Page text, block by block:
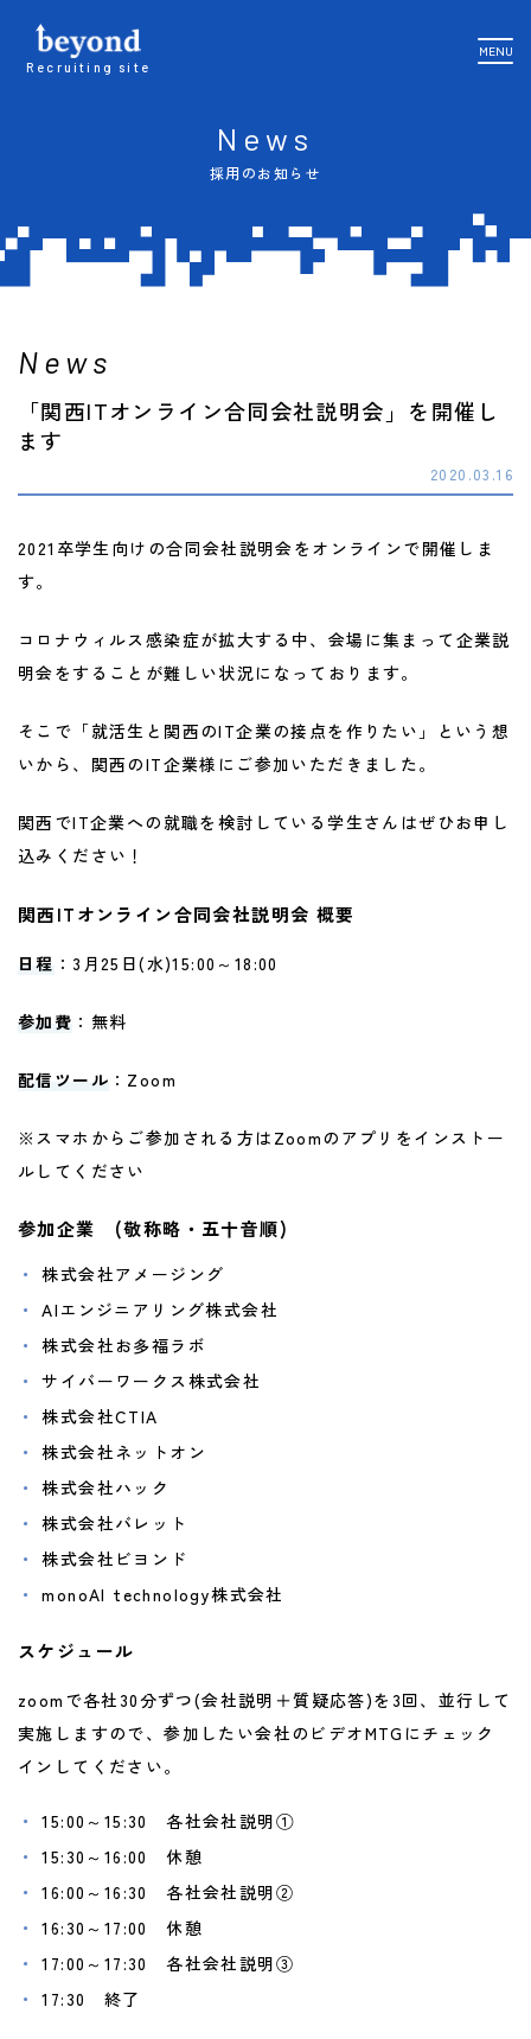
Recruiting site
MENU
採用のお知らせ
News
News
「関西ITオンライン合同会社説明会」を開催し
ます
2020.03.16
2021卒学生向けの合同会社説明会をオンラインで開催しま
す。
コロナウィルス感染症が拡大する中、会場に集まって企業説
明会をすることが難しい状況になっております。
そこで「就活生と関西のIT企業の接点を作りたい」という想
いから、関西のIT企業様にご参加いただきました。
関西でIT企業への就職を検討している学生さんはぜひお申し
込みください！
関西ITオンライン合同会社説明会 概要
日程 ：3月25日(水)15:00～18:00
参加費 ：無料
配信ツール ：Zoom
※スマホからご参加される方はZoomのアプリをインストー
ルしてください
参加企業 (敬称略・五十音順)
株式会社アメージング
AIエンジニアリング株式会社
株式会社お多福ラボ
サイバーワークス株式会社
株式会社CTIA
株式会社ネットオン
株式会社ハック
株式会社バレット
株式会社ビヨンド
monoAI technology株式会社
スケジュール
zoomで各社30分ずつ(会社説明＋質疑応答)を3回、並行して
実施しますので、参加したい会社のビデオMTGにチェック
インしてください。
15:00～15:30 各社会社説明①
15:30～16:00 休憩
16:00～16:30 各社会社説明②
16:30～17:00 休憩
17:00～17:30 各社会社説明③
17:30 終了